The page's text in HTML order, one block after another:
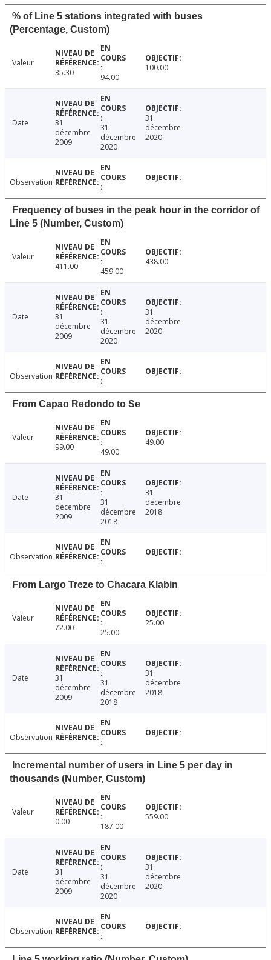
% of Line 5 stations integrated with buses
(Percentage, Custom)
Valeur
35.30
94.00
100.00
Date
31
décembre
2009
31
décembre
2020
31
décembre
2020
Observation
Frequency of buses in the peak hour in the corridor of
Line 5 (Number, Custom)
Valeur
411.00
459.00
438.00
Date
31
décembre
2009
31
décembre
2020
31
décembre
2020
Observation
From Capao Redondo to Se
Valeur
99.00
49.00
49.00
Date
31
décembre
2009
31
décembre
2018
31
décembre
2018
Observation
From Largo Treze to Chacara Klabin
Valeur
72.00
25.00
25.00
Date
31
décembre
2009
31
décembre
2018
31
décembre
2018
Observation
Incremental number of users in Line 5 per day in
thousands (Number, Custom)
Valeur
0.00
187.00
559.00
Date
31
décembre
2009
31
décembre
2020
31
décembre
2020
Observation